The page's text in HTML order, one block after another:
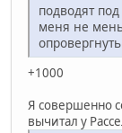
подводят
меня не
+1000
Я совершенно
вычитал у